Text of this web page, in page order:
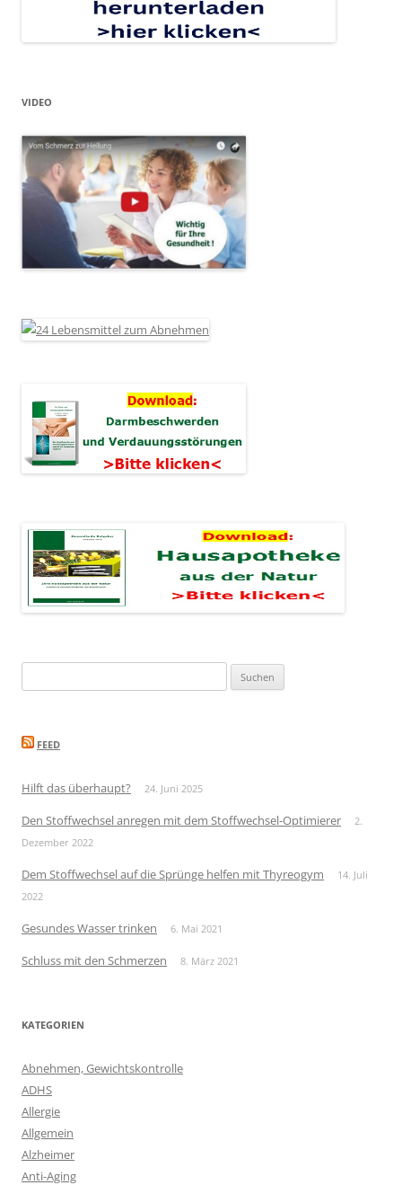
VIDEO
nach:
FEED
Hilft das überhaupt? 24. Juni 2025
Den Stoffwechsel anregen mit dem Stoffwechsel-Optimierer
2.
Dezember 2022
Dem Stoffwechsel auf die Sprünge helfen mit Thyreogym
14. Juli
2022
Gesundes Wasser trinken 6. Mai 2021
Schluss mit den Schmerzen 8. März 2021
KATEGORIEN
Abnehmen, Gewichtskontrolle
ADHS
Allergie
Allgemein
Alzheimer
Anti-Aging